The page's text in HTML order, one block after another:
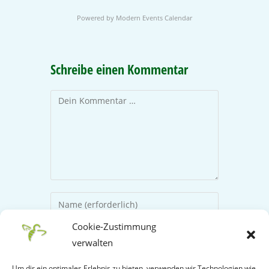
Cookie-Zustimmung
verwalten
Powered by Modern Events Calendar
Schreibe einen Kommentar